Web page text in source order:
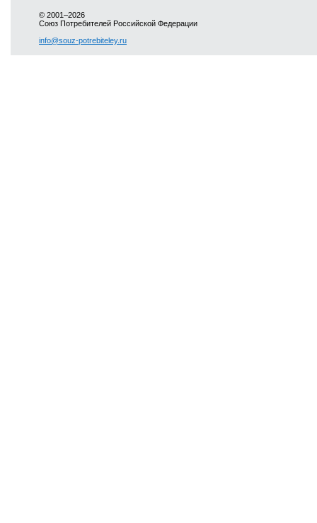
© 2001–2026
Союз Потребителей Российской Федерации
info@souz-potrebiteley.ru